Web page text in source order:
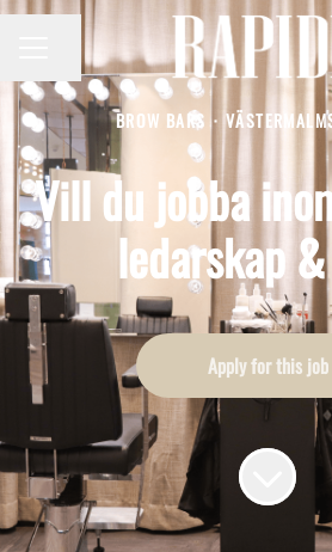
CAREER MENU
Share page
BROW BARS ·
Vill du jobba
ledarskap
Apply for this job